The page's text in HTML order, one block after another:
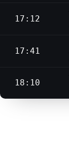
17:12
17:41
18:10